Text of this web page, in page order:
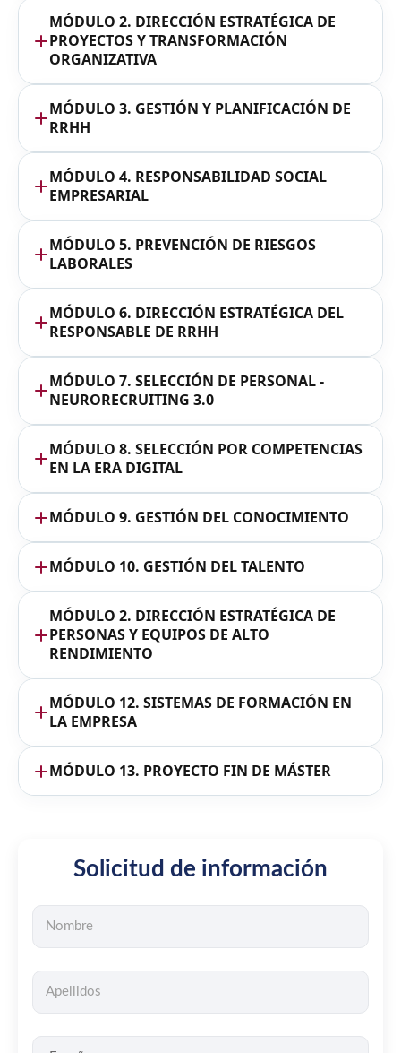
MÓDULO 2. DIRECCIÓN ESTRATÉGICA DE
PROYECTOS Y TRANSFORMACIÓN
ORGANIZATIVA
MÓDULO 3. GESTIÓN Y PLANIFICACIÓN DE
RRHH
MÓDULO 4. RESPONSABILIDAD SOCIAL
EMPRESARIAL
MÓDULO 5. PREVENCIÓN DE RIESGOS
LABORALES
MÓDULO 6. DIRECCIÓN ESTRATÉGICA DEL
RESPONSABLE DE RRHH
MÓDULO 7. SELECCIÓN DE PERSONAL -
NEURORECRUITING 3.0
MÓDULO 8. SELECCIÓN POR COMPETENCIAS
EN LA ERA DIGITAL
MÓDULO 9. GESTIÓN DEL CONOCIMIENTO
MÓDULO 10. GESTIÓN DEL TALENTO
MÓDULO 2. DIRECCIÓN ESTRATÉGICA DE
PERSONAS Y EQUIPOS DE ALTO
RENDIMIENTO
MÓDULO 12. SISTEMAS DE FORMACIÓN EN
LA EMPRESA
MÓDULO 13. PROYECTO FIN DE MÁSTER
Solicitud de información
Todos
los
campos
son
obligatorios.